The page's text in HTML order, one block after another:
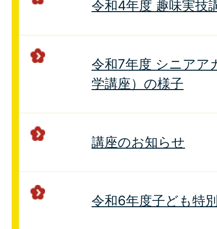
令和4年度 趣味実技
令和7年度 シニアア
学講座）の様子
講座のお知らせ
令和6年度子ども特